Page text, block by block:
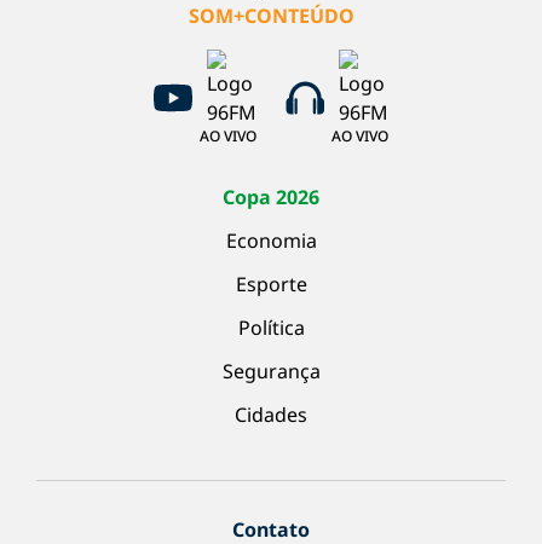
SOM+CONTEÚDO
AO VIVO AO VIVO
Copa 2026
Economia
Esporte
Política
Segurança
Cidades
Contato